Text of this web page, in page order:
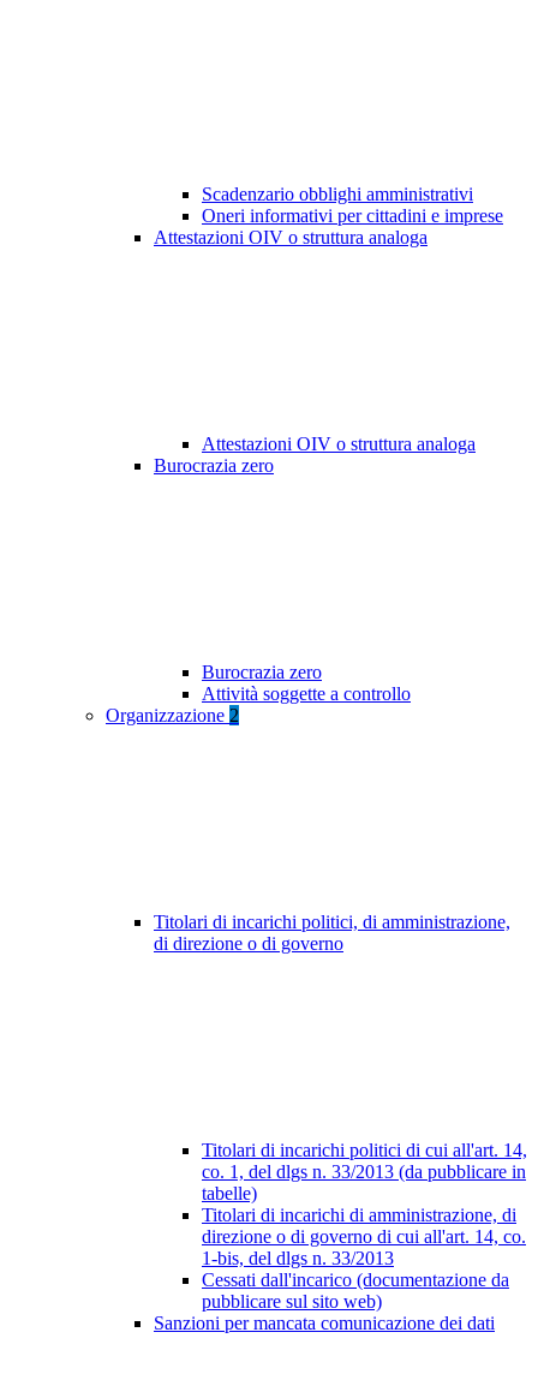
Scadenzario obblighi amministrativi
Oneri informativi per cittadini e imprese
Attestazioni OIV o struttura analoga
Attestazioni OIV o struttura analoga
Burocrazia zero
Burocrazia zero
Attività soggette a controllo
Organizzazione 2
Titolari di incarichi politici, di amministrazione,
di direzione o di governo
Titolari di incarichi politici di cui all'art. 14,
co. 1, del dlgs n. 33/2013 (da pubblicare in
tabelle)
Titolari di incarichi di amministrazione, di
direzione o di governo di cui all'art. 14, co.
1-bis, del dlgs n. 33/2013
Cessati dall'incarico (documentazione da
pubblicare sul sito web)
Sanzioni per mancata comunicazione dei dati